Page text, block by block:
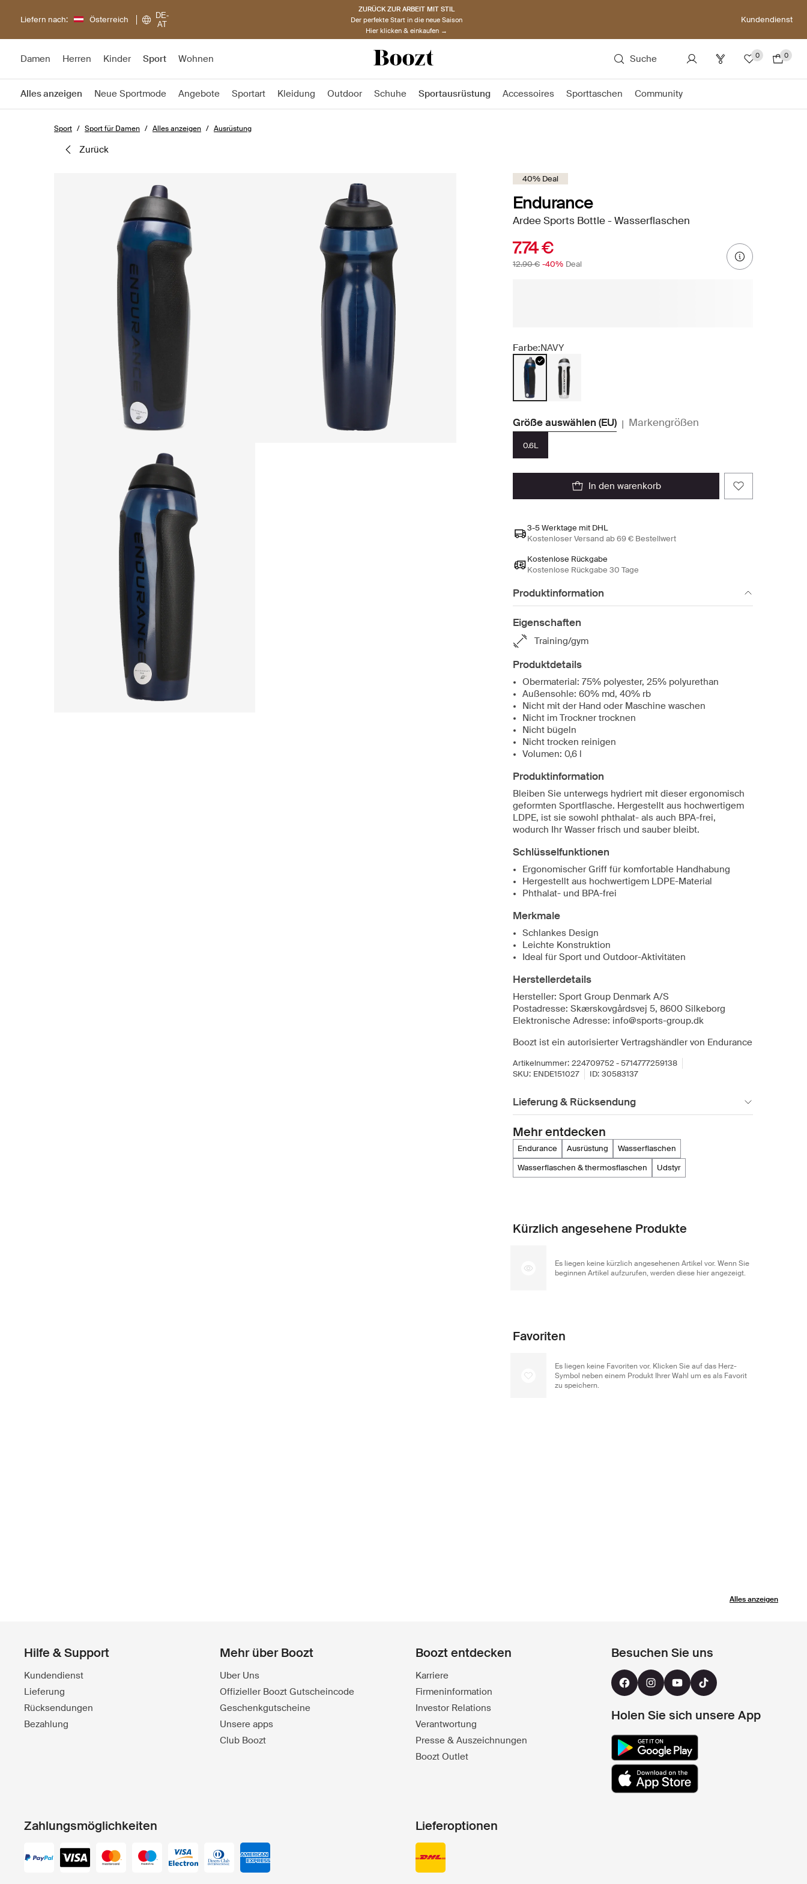
Liefern nach: Österreich
DE-
AT
ZURÜCK ZUR ARBEIT MIT STIL
Der perfekte Start in die neue Saison
Hier klicken & einkaufen →
Kundendienst
Damen Herren Kinder Sport Wohnen Suche 0 0
Alles anzeigen Neue Sportmode Angebote Sportart Kleidung Outdoor Schuhe Sportausrüstung Accessoires Sporttaschen Community
Sport Sport für Damen Alles anzeigen Ausrüstung
zurück
40% Deal
Endurance
Ardee Sports Bottle - Wasserflaschen
7.74 €
12.90 € -40% Deal
Farbe:NAVY
Größe auswählen (EU) | Markengrößen
0.6L
in den warenkorb
3-5 Werktage mit DHL
Kostenloser Versand ab 69 € Bestellwert
Kostenlose Rückgabe
Kostenlose Rückgabe 30 Tage
Produktinformation
Eigenschaften
Training/gym
Produktdetails
Obermaterial: 75% polyester, 25% polyurethan
Außensohle: 60% md, 40% rb
Nicht mit der Hand oder Maschine waschen
Nicht im Trockner trocknen
Nicht bügeln
Nicht trocken reinigen
Volumen: 0,6 l
Produktinformation
Bleiben Sie unterwegs hydriert mit dieser ergonomisch
geformten Sportflasche. Hergestellt aus hochwertigem
LDPE, ist sie sowohl phthalat- als auch BPA-frei,
wodurch Ihr Wasser frisch und sauber bleibt.
Schlüsselfunktionen
Ergonomischer Griff für komfortable Handhabung
Hergestellt aus hochwertigem LDPE-Material
Phthalat- und BPA-frei
Merkmale
Schlankes Design
Leichte Konstruktion
Ideal für Sport und Outdoor-Aktivitäten
Herstellerdetails
Hersteller: Sport Group Denmark A/S
Postadresse: Skærskovgårdsvej 5, 8600 Silkeborg
Elektronische Adresse: info@sports-group.dk
Boozt ist ein autorisierter Vertragshändler von Endurance
Artikelnummer: 224709752 - 5714777259138
SKU: ENDE151027 ID: 30583137
Lieferung & Rücksendung
Mehr entdecken
endurance ausrüstung
wasserflaschen
wasserflaschen & thermosflaschen
udstyr
Kürzlich angesehene Produkte
Es liegen keine kürzlich angesehenen Artikel vor. Wenn Sie
beginnen Artikel aufzurufen, werden diese hier angezeigt.
Favoriten
Es liegen keine Favoriten vor. Klicken Sie auf das Herz-
Symbol neben einem Produkt Ihrer Wahl um es als Favorit
zu speichern.
Alles anzeigen
Hilfe & Support
Kundendienst
Lieferung
Rücksendungen
Bezahlung
Mehr über Boozt
Uber Uns
Offizieller Boozt Gutscheincode
Geschenkgutscheine
Unsere apps
Club Boozt
Boozt entdecken
Karriere
Firmeninformation
Investor Relations
Verantwortung
Presse & Auszeichnungen
Boozt Outlet
Besuchen Sie uns
Holen Sie sich unsere App
Zahlungsmöglichkeiten Lieferoptionen